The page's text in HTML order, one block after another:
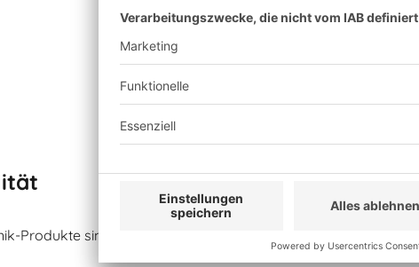
Produkte sind bekannt für ihre Langlebigkeit